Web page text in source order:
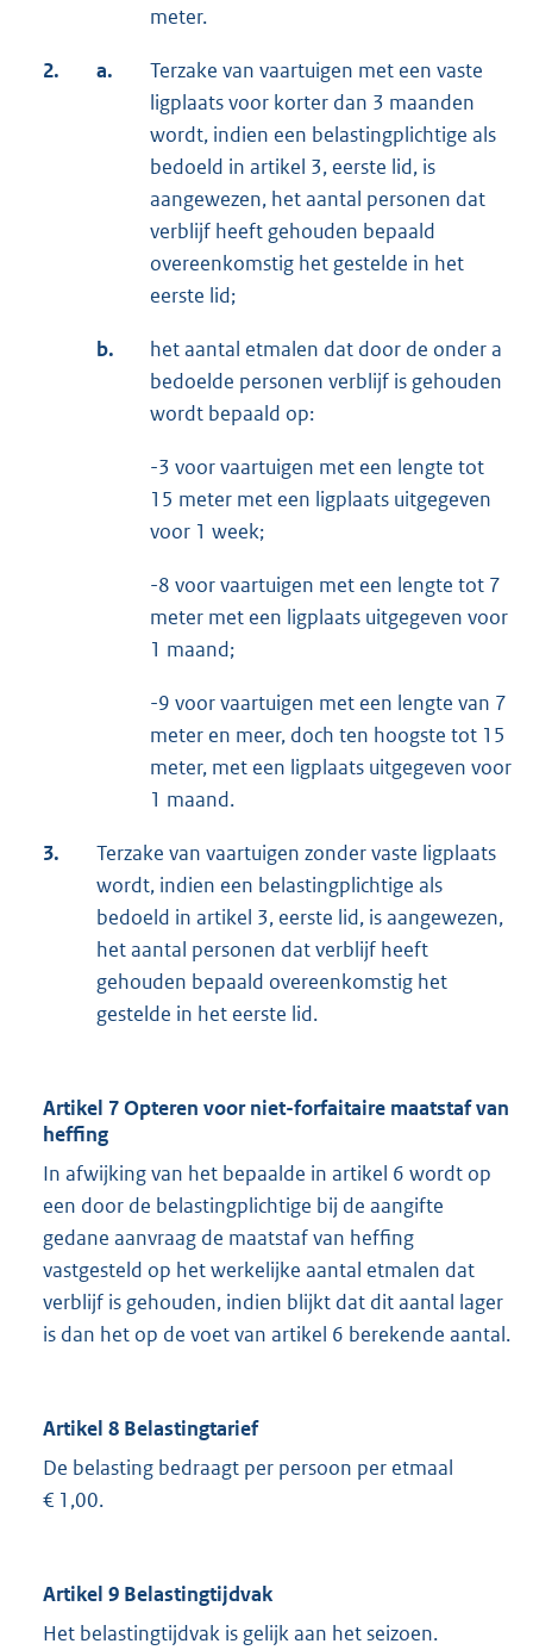
meter.
2. a.
Terzake van vaartuigen met een vaste
ligplaats voor korter dan 3 maanden
wordt, indien een belastingplichtige als
bedoeld in artikel 3, eerste lid, is
aangewezen, het aantal personen dat
verblijf heeft gehouden bepaald
overeenkomstig het gestelde in het
eerste lid;
b.
het aantal etmalen dat door de onder a
bedoelde personen verblijf is gehouden
wordt bepaald op:
-3 voor vaartuigen met een lengte tot
15 meter met een ligplaats uitgege­ven
voor 1 week;
-8 voor vaartuigen met een lengte tot 7
meter met een ligplaats uitgegeven voor
1 maand;
-9 voor vaartuigen met een lengte van 7
meter en meer, doch ten hoogste tot 15
meter, met een ligplaats uitgegeven voor
1 maand.
3.
Terzake van vaartuigen zonder vaste ligplaats
wordt, indien een belastingplichtige als
bedoeld in artikel 3, eerste lid, is aangewezen,
het aantal personen dat verblijf heeft
gehouden bepaald overeenkomstig het
gestelde in het eerste lid.
Artikel 7 Opteren voor niet-forfaitaire maatstaf van
heffing
In afwijking van het bepaalde in artikel 6 wordt op
een door de belastingplichtige bij de aangifte
gedane aan­vraag de maatstaf van heffing
vastgesteld op het werke­lijke aantal etmalen dat
verblijf is gehouden, indien blijkt dat dit aantal lager
is dan het op de voet van artikel 6 berekende aantal.
Artikel 8 Belastingtarief
De belasting bedraagt per persoon per etmaal
€ 1,00.
Artikel 9 Belastingtijdvak
Het belastingtijdvak is gelijk aan het seizoen.